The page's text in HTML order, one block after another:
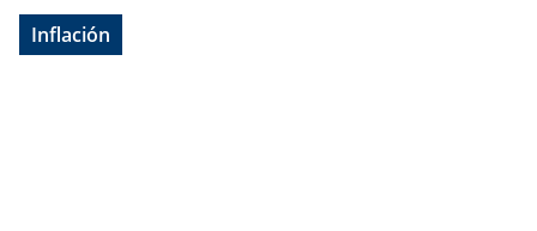
Inflación